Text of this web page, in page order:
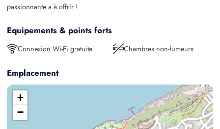
passionnante a à offrir !
Equipements & points forts
Connexion Wi-Fi gratuite Chambres non-fumeurs
Emplacement
+
−